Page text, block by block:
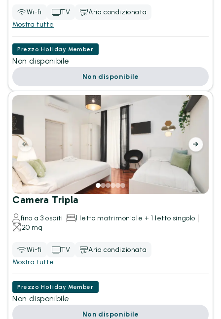
Wi-fi TV
Aria condizionata
Mostra tutte
Prezzo Hotiday Member
Non disponibile
Non disponibile
Camera Tripla
fino a 3 ospiti
1 letto matrimoniale + 1 letto singolo
20 mq
Wi-fi TV
Aria condizionata
Mostra tutte
Prezzo Hotiday Member
Non disponibile
Non disponibile